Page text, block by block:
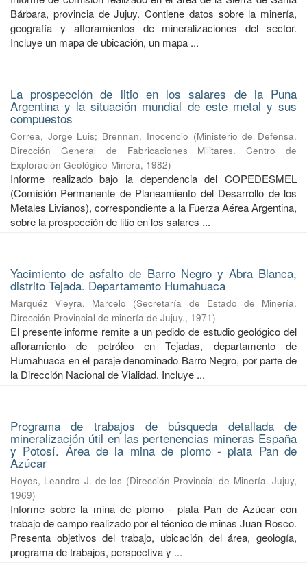
Bárbara, provincia de Jujuy. Contiene datos sobre la minería,
geografía y afloramientos de mineralizaciones del sector.
Incluye un mapa de ubicación, un mapa ...
La prospección de litio en los salares de la Puna
Argentina y la situación mundial de este metal y sus
compuestos
Correa, Jorge Luis; Brennan, Inocencio (Ministerio de Defensa.
Dirección General de Fabricaciones Militares. Centro de
Exploración Geológico-Minera, 1982)
Informe realizado bajo la dependencia del COPEDESMEL
(Comisión Permanente de Planeamiento del Desarrollo de los
Metales Livianos), correspondiente a la Fuerza Aérea Argentina,
sobre la prospección de litio en los salares ...
Yacimiento de asfalto de Barro Negro y Abra Blanca,
distrito Tejada. Departamento Humahuaca
Marquéz Vieyra, Marcelo (Secretaría de Estado de Minería.
Dirección Provincial de minería de Jujuy., 1971)
El presente informe remite a un pedido de estudio geológico del
afloramiento de petróleo en Tejadas, departamento de
Humahuaca en el paraje denominado Barro Negro, por parte de
la Dirección Nacional de Vialidad. Incluye ...
Programa de trabajos de búsqueda detallada de
mineralización útil en las pertenencias mineras España
y Potosí. Área de la mina de plomo - plata Pan de
Azúcar
Hoyos, Leandro J. de los (Dirección Provincial de Minería. Jujuy,
1969)
Informe sobre la mina de plomo - plata Pan de Azúcar con
trabajo de campo realizado por el técnico de minas Juan Rosco.
Presenta objetivos del trabajo, ubicación del área, geología,
programa de trabajos, perspectiva y ...